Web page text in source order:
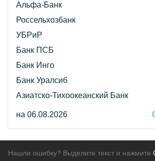
Альфа-Банк
Россельхозбанк
УБРиР
Банк ПСБ
Банк Инго
Банк Уралсиб
Азиатско-Тихоокеанский Банк
на 06.08.2026
Нашли ошибку? Выделите текст и нажмите